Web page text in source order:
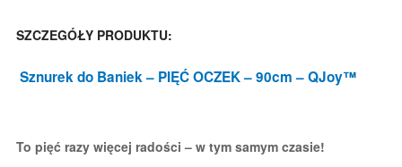
SZCZEGÓŁY PRODUKTU:
Sznurek do Baniek– PIĘĆ OCZEK – 90cm – QJoy™
To pięć razy więcej radości – w tym samym czasie!